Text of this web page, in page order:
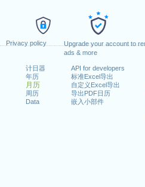
Privacy policy
Upgrade your account to
ads & more
计日器
年历
月历
周历
Data
API for developers
标准Excel导出
自定义Excel导出
导出PDF日历
嵌入小部件